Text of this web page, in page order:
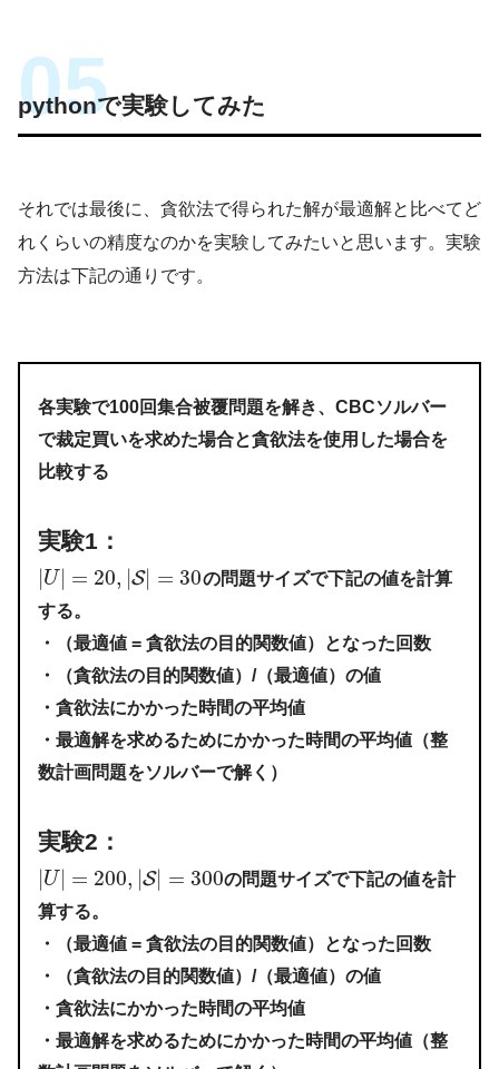
pythonで実験してみた
それでは最後に、貪欲法で得られた解が最適解と比べてど
れくらいの精度なのかを実験してみたいと思います。実験
方法は下記の通りです。
各実験で100回集合被覆問題を解き、CBCソルバー
で裁定買いを求めた場合と貪欲法を使用した場合を
比較する
実験1：
|U| = 20, |S| = 30の問題サイズで下記の値を計算
する。
・（最適値 = 貪欲法の目的関数値）となった回数
・（貪欲法の目的関数値）/（最適値）の値
・貪欲法にかかった時間の平均値
・最適解を求めるためにかかった時間の平均値（整
数計画問題をソルバーで解く）
実験2：
|U| = 200, |S| = 300の問題サイズで下記の値を計
算する。
・（最適値 = 貪欲法の目的関数値）となった回数
・（貪欲法の目的関数値）/（最適値）の値
・貪欲法にかかった時間の平均値
・最適解を求めるためにかかった時間の平均値（整